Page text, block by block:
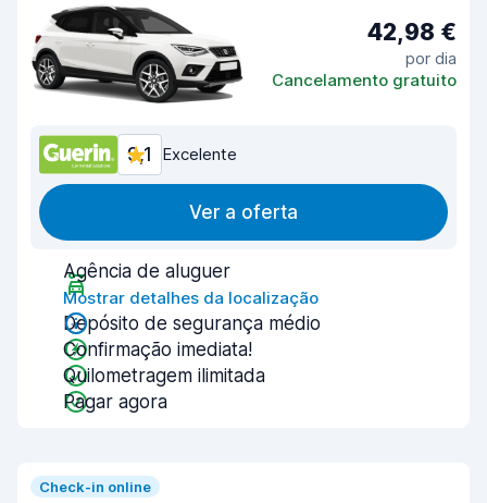
42,98 €
por dia
Cancelamento gratuito
9,1 Excelente
Ver a oferta
Agência de aluguer
Mostrar detalhes da localização
Depósito de segurança médio
Confirmação imediata!
Quilometragem ilimitada
Pagar agora
Check-in online